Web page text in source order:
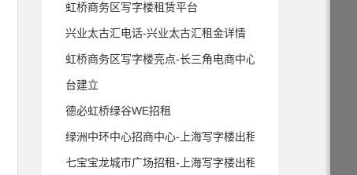
虹桥商务区写字楼租赁平台
兴业太古汇电话-兴业太古汇租金详情
虹桥商务区写字楼亮点-长三角电商中心平
台建立
德必虹桥绿谷WE招租
绿洲中环中心招商中心-上海写字楼出租
七宝宝龙城市广场招租-上海写字楼出租